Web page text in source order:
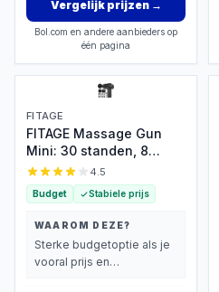
Vergelijk prijzen→
Bol.com en andere aanbieders op
één pagina
FITAGE
FITAGE Massage Gun
Mini: 30 standen, 8
opzetstukken, draadloos
4.5
Budget Stabiele prijs
WAAROM DEZE?
Sterke budgetoptie als je
vooral prijs en